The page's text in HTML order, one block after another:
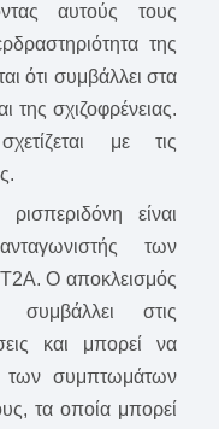
αυτούς τους
της
ότι συμβάλλει στα
σχιζοφρένειας.
με τις
είναι
των
Ο αποκλεισμός
στις
και μπορεί να
των συμπτωμάτων
τα οποία μπορεί